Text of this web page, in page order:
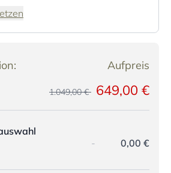
Aufpreis
1.049,00 € 649,00 €
- 0,00 €